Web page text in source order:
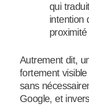
qui
intention
Autrement dit,
fortement
sans
Google, et